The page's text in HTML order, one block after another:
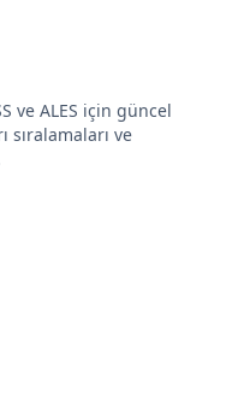
ve ALES için güncel
sıralamaları ve